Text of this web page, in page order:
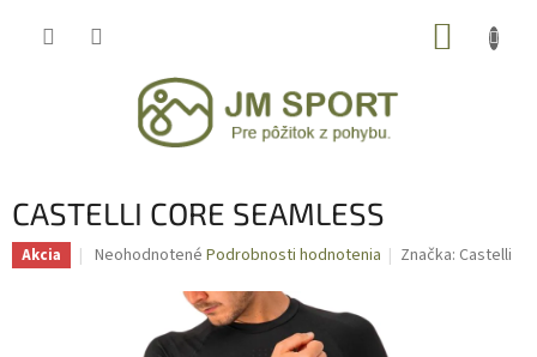
CASTELLI CORE SEAMLESS
Akcia
Priemerné
Neohodnotené Podrobnosti hodnotenia Značka: Castelli